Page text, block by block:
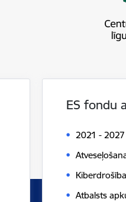
ES fondu
2021 -
Atbalsts